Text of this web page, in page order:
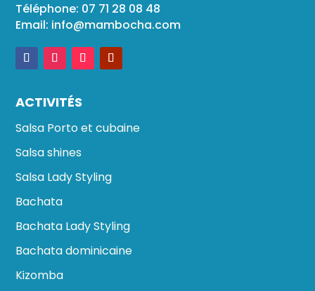
Téléphone: 07 71 28 08 48
Email: info@mambocha.com
ACTIVITÉS
Salsa Porto et cubaine
Salsa shines
Salsa Lady Styling
Bachata
Bachata Lady Styling
Bachata dominicaine
Kizomba